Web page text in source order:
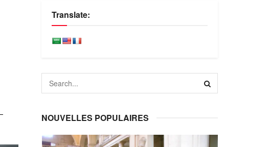
Translate:
NOUVELLES POPULAIRES